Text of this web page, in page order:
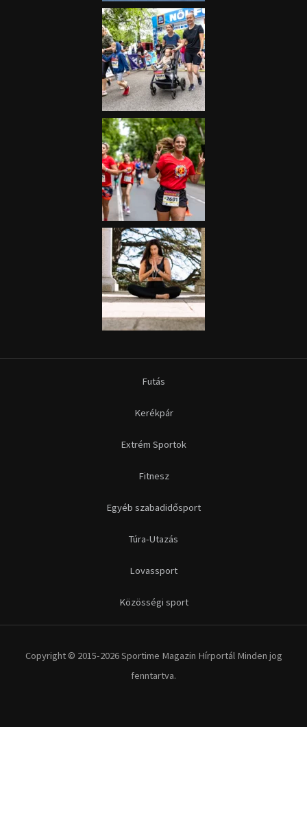
Futás
Kerékpár
Extrém Sportok
Fitnesz
Egyéb szabadidősport
Túra-Utazás
Lovassport
Közösségi sport
Copyright © 2015-2026 Sportime Magazin Hírportál Minden jog
fenntartva.